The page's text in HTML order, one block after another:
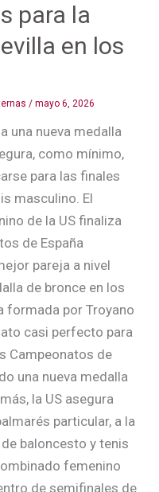
para la
en los
/mayo 6, 2026
una nueva medalla
como mínimo,
para las finales
masculino. El
de la US finaliza
de España
pareja a nivel
de bronce en los
formada por Troyano
casi perfecto para
Campeonatos de
una nueva medalla
la US asegura
particular, a la
baloncesto y tenis
femenino
de semifinales de